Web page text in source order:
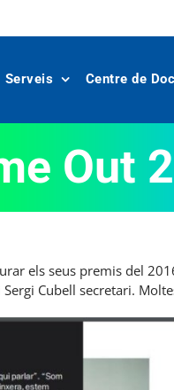
Serveis Centre de
Out
els seus premis del
Cubell secretari.